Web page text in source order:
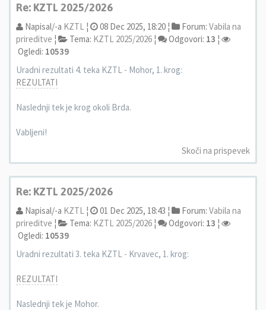
Re: KZTL 2025/2026
Napisal/-a KZTL ¦ 08 Dec 2025, 18:20 ¦ Forum: Vabila na
prireditve ¦ Tema: KZTL 2025/2026 ¦ Odgovori: 13 ¦
Ogledi: 10539
Uradni rezultati 4. teka KZTL - Mohor, 1. krog:
REZULTATI
Naslednji tek je krog okoli Brda.
Vabljeni!
Skoči na prispevek
Re: KZTL 2025/2026
Napisal/-a KZTL ¦ 01 Dec 2025, 18:43 ¦ Forum: Vabila na
prireditve ¦ Tema: KZTL 2025/2026 ¦ Odgovori: 13 ¦
Ogledi: 10539
Uradni rezultati 3. teka KZTL - Krvavec, 1. krog:
REZULTATI
Naslednji tek je Mohor.